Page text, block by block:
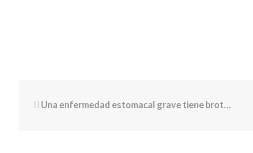
Una enfermedad estomacal grave tiene brotes en todo EE. UU